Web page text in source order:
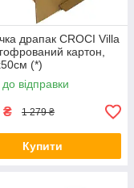
драпак CROCI Villa
картон,
(*)
відправки
₴ 1 279 ₴
Купити